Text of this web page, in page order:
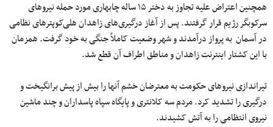
همچنین اعتراض علیه تجاوز به دختر ۱۵ ساله چابهاری مورد حمله نیروهای
سرکوبگر رژیم قرار گرفتند. پس از آغاز درگیری‌های زاهدان هلی‌کوپترهای نظامی
در آسمان به پرواز درآمدند و شهر وضعیت کاملاً جنگی به خود گرفت. همزمان
با این کشتار اینترنت زاهدان و مناطق اطراف آن قطع شد.
تیراندازی نیروهای حکومت به معترضان خشم آنها را بیش از پیش برانگیخت و
درگیری را تشدید کرد. مردم سه کلانتری و پایگاه سپاه پاسداران و چند ماشین
نیروی انتظامی را به آتش کشیدند.